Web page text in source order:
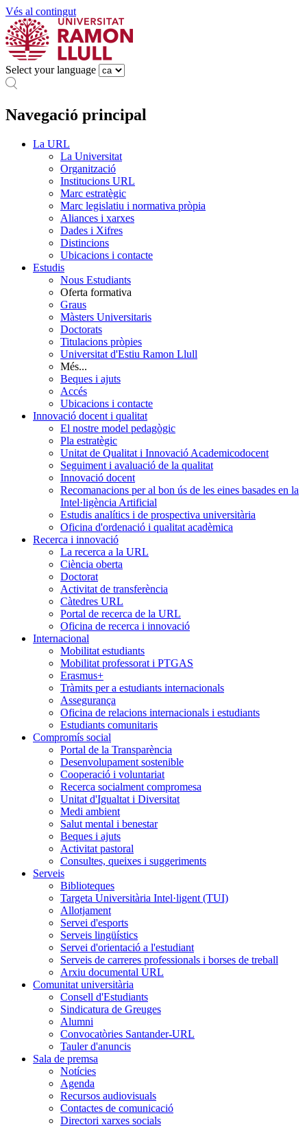
Vés al contingut
Select your language
Navegació principal
La URL
La Universitat
Organització
Institucions URL
Marc estratègic
Marc legislatiu i normativa pròpia
Aliances i xarxes
Dades i Xifres
Distincions
Ubicacions i contacte
Estudis
Nous Estudiants
Oferta formativa
Graus
Màsters Universitaris
Doctorats
Titulacions pròpies
Universitat d'Estiu Ramon Llull
Més...
Beques i ajuts
Accés
Ubicacions i contacte
Innovació docent i qualitat
El nostre model pedagògic
Pla estratègic
Unitat de Qualitat i Innovació Academicodocent
Seguiment i avaluació de la qualitat
Innovació docent
Recomanacions per al bon ús de les eines basades en la
Intel·ligència Artificial
Estudis analítics i de prospectiva universitària
Oficina d'ordenació i qualitat acadèmica
Recerca i innovació
La recerca a la URL
Ciència oberta
Doctorat
Activitat de transferència
Càtedres URL
Portal de recerca de la URL
Oficina de recerca i innovació
Internacional
Mobilitat estudiants
Mobilitat professorat i PTGAS
Erasmus+
Tràmits per a estudiants internacionals
Assegurança
Oficina de relacions internacionals i estudiants
Estudiants comunitaris
Compromís social
Portal de la Transparència
Desenvolupament sostenible
Cooperació i voluntariat
Recerca socialment compromesa
Unitat d'Igualtat i Diversitat
Medi ambient
Salut mental i benestar
Beques i ajuts
Activitat pastoral
Consultes, queixes i suggeriments
Serveis
Biblioteques
Targeta Universitària Intel·ligent (TUI)
Allotjament
Servei d'esports
Serveis lingüístics
Servei d'orientació a l'estudiant
Serveis de carreres professionals i borses de treball
Arxiu documental URL
Comunitat universitària
Consell d'Estudiants
Sindicatura de Greuges
Alumni
Convocatòries Santander-URL
Tauler d'anuncis
Sala de premsa
Notícies
Agenda
Recursos audiovisuals
Contactes de comunicació
Directori xarxes socials